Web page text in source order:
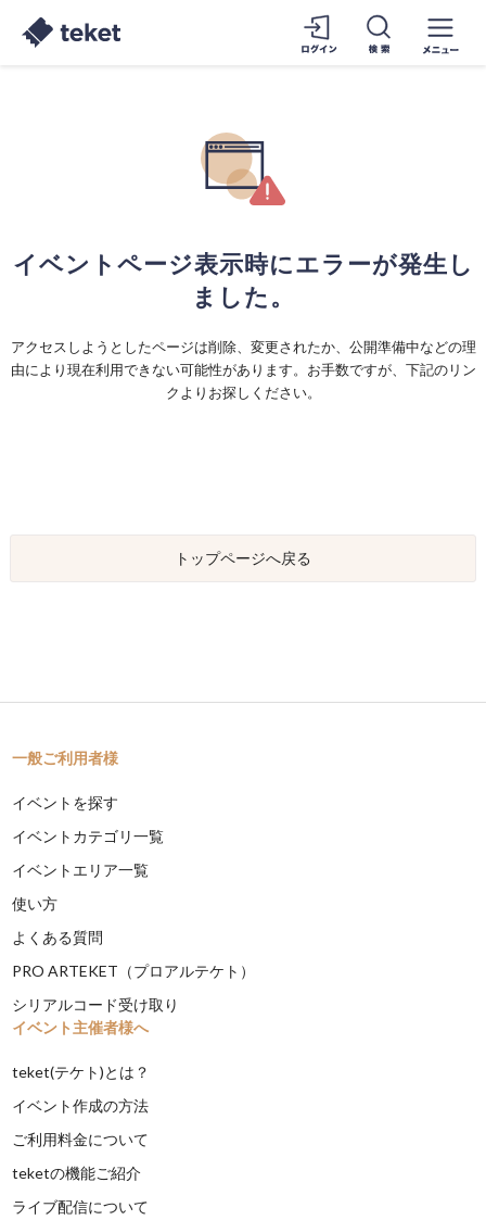
イベントページ表示時にエラーが発生し
ました。
アクセスしようとしたページは削除、変更されたか、公開準備中などの理
由により現在利用できない可能性があります。お手数ですが、下記のリン
クよりお探しください。
トップページへ戻る
一般ご利用者様
イベントを探す
イベントカテゴリ一覧
イベントエリア一覧
使い方
よくある質問
PRO ARTEKET（プロアルテケト）
シリアルコード受け取り
イベント主催者様へ
teket(テケト)とは？
イベント作成の方法
ご利用料金について
teketの機能ご紹介
ライブ配信について